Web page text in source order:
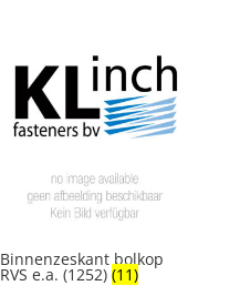
Binnenzeskant bolkop
RVS e.a. (1252)(11)